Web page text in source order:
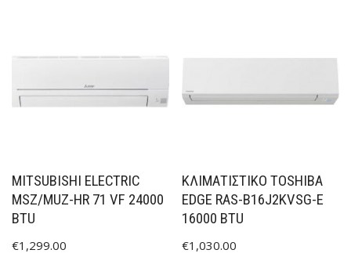
MITSUBISHI ELECTRIC
MSZ/MUZ-HR 71 VF 24000
BTU
€1,299.00
ΚΛΙΜΑΤΙΣΤΙΚΟ TOSHIBA
EDGE RAS-B16J2KVSG-E
16000 BTU
€1,030.00